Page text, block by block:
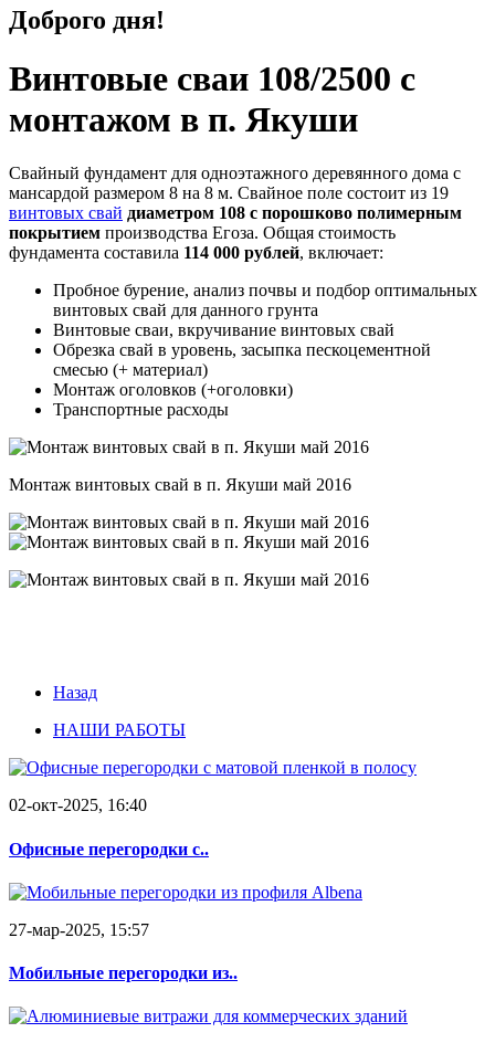
Доброго дня!
Винтовые сваи 108/2500 с
монтажом в п. Якуши
Свайный фундамент для одноэтажного деревянного дома с
мансардой размером 8 на 8 м. Свайное поле состоит из 19
винтовых свай диаметром 108 с порошково полимерным
покрытием производства Егоза. Общая стоимость
фундамента составила 114 000 рублей, включает:
Пробное бурение, анализ почвы и подбор оптимальных
винтовых свай для данного грунта
Винтовые сваи, вкручивание винтовых свай
Обрезка свай в уровень, засыпка пескоцементной
смесью (+ материал)
Монтаж оголовков (+оголовки)
Транспортные расходы
Монтаж винтовых свай в п. Якуши май 2016
Назад
НАШИ РАБОТЫ
02-окт-2025, 16:40
Офисные перегородки с..
27-мар-2025, 15:57
Мобильные перегородки из..